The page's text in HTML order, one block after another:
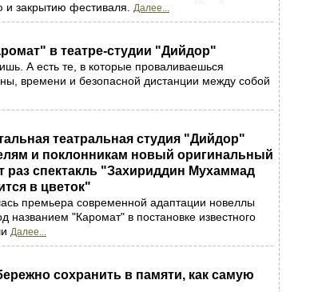
закрытию фестиваля. Далее...
в театре-студии "Дийдор"
А есть те, в которые проваливаешься
времени и безопасной дистанции между собой
театральная студия "Дийдор"
и поклонникам новый оригинальный
раз спектакль "Захириддин Мухаммад
в цветок"
премьера современной адаптации новеллы
"Каромат" в постановке известного
Далее...
сохранить в памяти, как самую